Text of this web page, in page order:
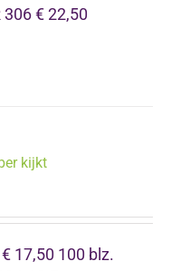
306 € 22,50
kijkt
17,50 100 blz.